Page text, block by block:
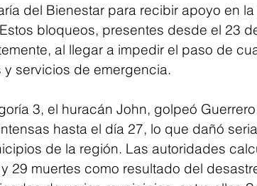
del Bienestar para recibir apoyo en
bloqueos, presentes desde el 23
al llegar a impedir el paso de
servicios de emergencia.
3, el huracán John, golpeó
hasta el día 27, lo que dañó
de la región. Las autoridades
29 muertes como resultado del